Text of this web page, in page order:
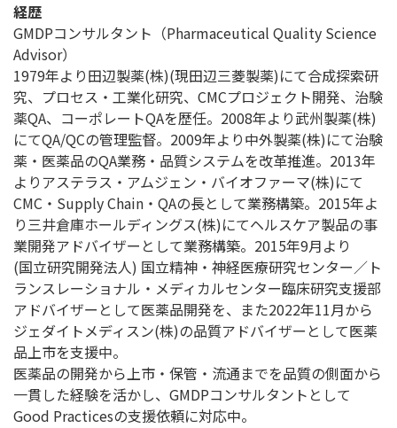
経歴
GMDPコンサルタント（Pharmaceutical Quality Science
Advisor）
1979年より田辺製薬(株)(現田辺三菱製薬)にて合成探索研
究、プロセス・工業化研究、CMCプロジェクト開発、治験
薬QA、コーポレートQAを歴任。2008年より武州製薬(株)
にてQA/QCの管理監督。2009年より中外製薬(株)にて治験
薬・医薬品のQA業務・品質システムを改革推進。2013年
よりアステラス・アムジェン・バイオファーマ(株)にて
CMC・Supply Chain・QAの長として業務構築。2015年よ
り三井倉庫ホールディングス(株)にてヘルスケア製品の事
業開発アドバイザーとして業務構築。2015年9月より
(国立研究開発法人) 国立精神・神経医療研究センター／ト
ランスレーショナル・メディカルセンター臨床研究支援部
アドバイザーとして医薬品開発を、また2022年11月から
ジェダイトメディスン(株)の品質アドバイザーとして医薬
品上市を支援中。
医薬品の開発から上市・保管・流通までを品質の側面から
一貫した経験を活かし、GMDPコンサルタントとして
Good Practicesの支援依頼に対応中。